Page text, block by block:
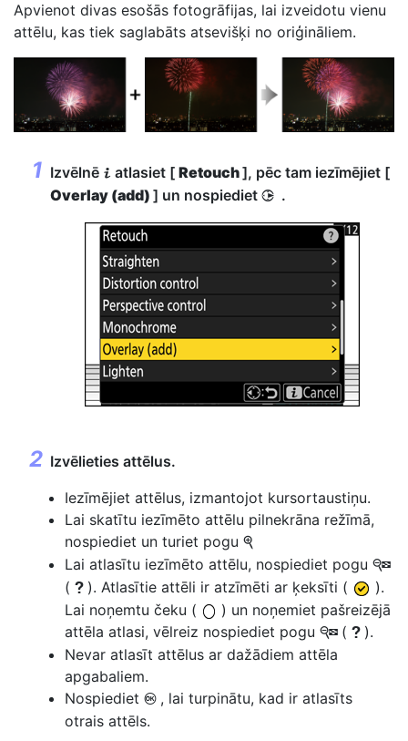
Apvienot divas esošās fotogrāfijas, lai izveidotu vienu
attēlu, kas tiek saglabāts atsevišķi no oriģināliem.
Izvēlnē i atlasiet [ Retouch], pēc tam iezīmējiet [
Overlay (add) ] un nospiediet 2 .
Izvēlieties attēlus.
Iezīmējiet attēlus, izmantojot kursortaustiņu.
Lai skatītu iezīmēto attēlu pilnekrāna režīmā,
nospiediet un turiet pogu X
Lai atlasītu iezīmēto attēlu, nospiediet pogu W
( Q ). Atlasītie attēli ir atzīmēti ar ķeksīti (
).
Lai noņemtu čeku (
) un noņemiet pašreizējā
attēla atlasi, vēlreiz nospiediet pogu W ( Q ).
Nevar atlasīt attēlus ar dažādiem attēla
apgabaliem.
Nospiediet J , lai turpinātu, kad ir atlasīts
otrais attēls.